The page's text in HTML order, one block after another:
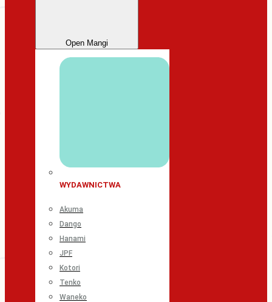
Open Mangi
WYDAWNICTWA
Akuma
Dango
Hanami
JPF
Kotori
Tenko
Waneko